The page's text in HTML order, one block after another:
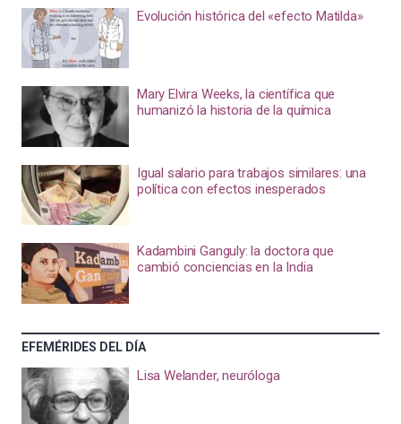
Evolución histórica del «efecto Matilda»
Mary Elvira Weeks, la científica que
humanizó la historia de la química
Igual salario para trabajos similares: una
política con efectos inesperados
Kadambini Ganguly: la doctora que
cambió conciencias en la India
EFEMÉRIDES DEL DÍA
Lisa Welander, neuróloga